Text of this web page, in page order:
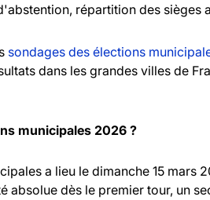
répartition des sièges
sondages des élections
dans les grandes villes de
municipales 2026 ?
a lieu le dimanche 15 mars
absolue dès le premier tour, un